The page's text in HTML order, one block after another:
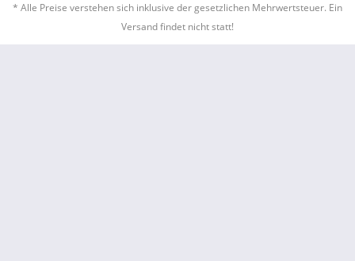
* Alle Preise verstehen sich inklusive der gesetzlichen Mehrwertsteuer. Ein
Versand findet nicht statt!